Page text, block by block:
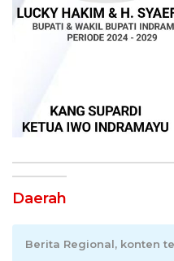
Daerah
Berita Regional, konten